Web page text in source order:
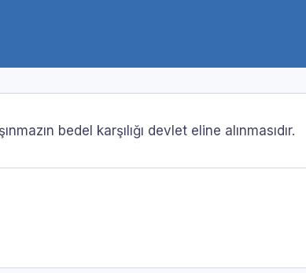
bedel karşılığı devlet eline alınmasıdır.